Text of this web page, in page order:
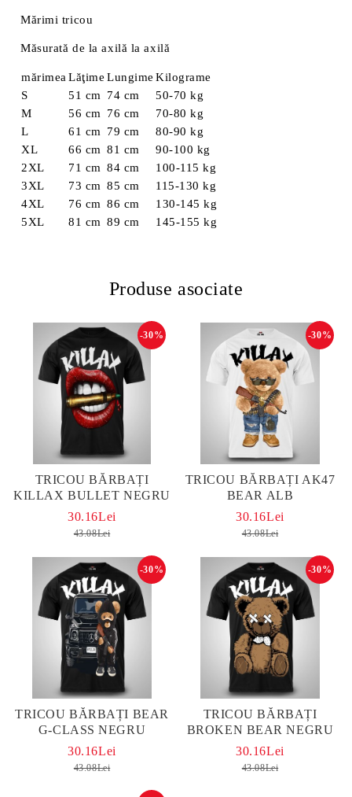
Mărimi tricou
Măsurată de la axilă la axilă
mărimea Lăţime Lungime Kilograme
S
51 cm 74 cm
50-70 kg
M
56 cm 76 cm
70-80 kg
L
61 cm 79 cm
80-90 kg
XL
66 cm 81 cm
90-100 kg
2XL
71 cm 84 cm
100-115 kg
3XL
73 cm 85 cm
115-130 kg
4XL
76 cm 86 cm
130-145 kg
5XL
81 cm 89 cm 145-155 kg
Produse asociate
TRICOU BĂRBAȚI
KILLAX BULLET NEGRU
-30%
30.16Lei
43.08Lei
TRICOU BĂRBAȚI AK47
BEAR ALB
-30%
30.16Lei
43.08Lei
TRICOU BĂRBAȚI BEAR
G-CLASS NEGRU
-30%
30.16Lei
43.08Lei
TRICOU BĂRBAȚI
BROKEN BEAR NEGRU
-30%
30.16Lei
43.08Lei